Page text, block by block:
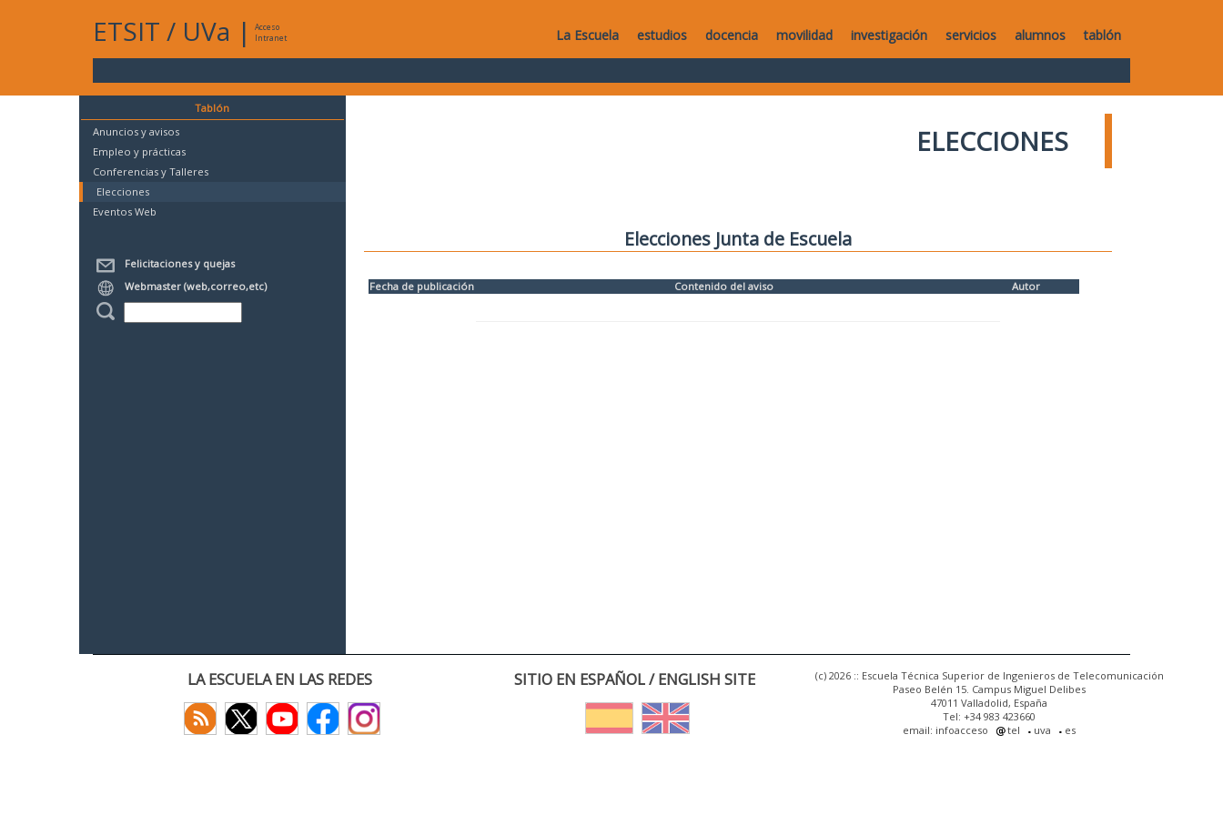
ETSIT / UVa |
Acceso
Intranet
La Escuela estudios docencia movilidad investigación servicios alumnos tablón
Tablón
Anuncios y avisos
Empleo y prácticas
Conferencias y Talleres
Elecciones
Eventos Web
Felicitaciones y quejas
Webmaster (web,correo,etc)
ELECCIONES
Elecciones Junta de Escuela
Fecha de publicación Contenido del aviso Autor
LA ESCUELA EN LAS REDES SITIO EN ESPAÑOL / ENGLISH SITE
(c) 2026 :: Escuela Técnica Superior de Ingenieros de Telecomunicación
Paseo Belén 15. Campus Miguel Delibes
47011 Valladolid, España
Tel: +34 983 423660
email: infoacceso
tel uva es